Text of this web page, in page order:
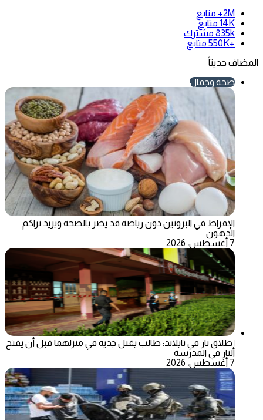
2M+
متابع
14K متابع
835k مشترك
+550K
متابع
المضاف حديثاً
صحة وجمال
الإفراط في البروتين دون رياضة قد يضر بالصحة ويزيد تراكم
الدهون
7 أغسطس، 2026
إطلاق نار في تايلاند: طالب يقتل جديه في منزلهما قبل أن يفتح
النار في المدرسة
7 أغسطس، 2026